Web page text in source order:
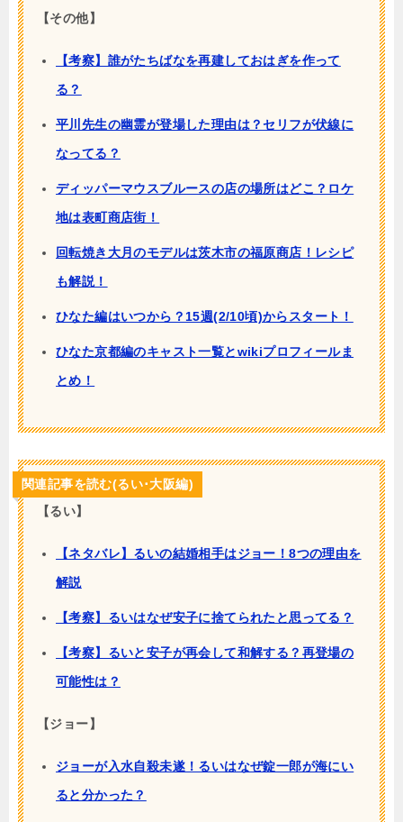
【その他】
【考察】誰がたちばなを再建しておはぎを作って
る？
平川先生の幽霊が登場した理由は？セリフが伏線に
なってる？
ディッパーマウスブルースの店の場所はどこ？ロケ
地は表町商店街！
回転焼き大月のモデルは茨木市の福原商店！レシピ
も解説！
ひなた編はいつから？15週(2/10頃)からスタート！
ひなた京都編のキャスト一覧とwikiプロフィールま
とめ！
関連記事を読む(るい･大阪編)
【るい】
【ネタバレ】るいの結婚相手はジョー！8つの理由を
解説
【考察】るいはなぜ安子に捨てられたと思ってる？
【考察】るいと安子が再会して和解する？再登場の
可能性は？
【ジョー】
ジョーが入水自殺未遂！るいはなぜ錠一郎が海にい
ると分かった？